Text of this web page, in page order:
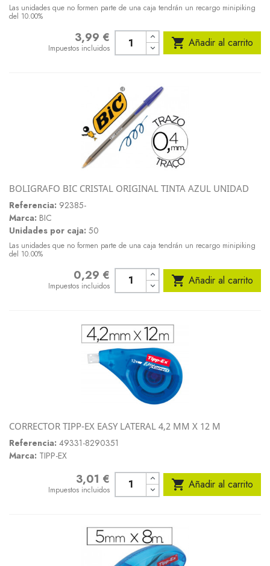
Las unidades que no formen parte de una caja tendrán un recargo minipiking
del 10.00%
3,99 €
Impuestos incluidos  Añadir al carrito
BOLIGRAFO BIC CRISTAL ORIGINAL TINTA AZUL UNIDAD
Referencia: 92385-
Marca: BIC
Unidades por caja: 50
Las unidades que no formen parte de una caja tendrán un recargo minipiking
del 10.00%
0,29 €
Impuestos incluidos  Añadir al carrito
CORRECTOR TIPP-EX EASY LATERAL 4,2 MM X 12 M
Referencia: 49331-8290351
Marca: TIPP-EX
3,01 €
Impuestos incluidos  Añadir al carrito